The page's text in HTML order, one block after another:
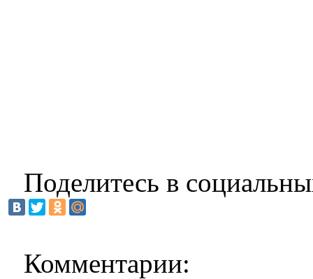
Поделитесь в
Комментарии: